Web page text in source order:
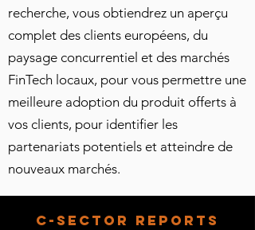
recherche, vous obtiendrez un aperçu
complet des clients européens, du
paysage concurrentiel et des marchés
FinTech locaux, pour vous permettre une
meilleure adoption du produit offerts à
vos clients, pour identifier les
partenariats potentiels et atteindre de
nouveaux marchés.
C-Sector Reports